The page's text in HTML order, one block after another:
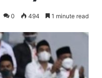
0 494 1 minute read